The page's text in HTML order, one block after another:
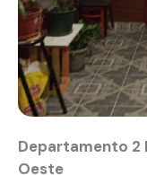
Departamento 2
Oeste